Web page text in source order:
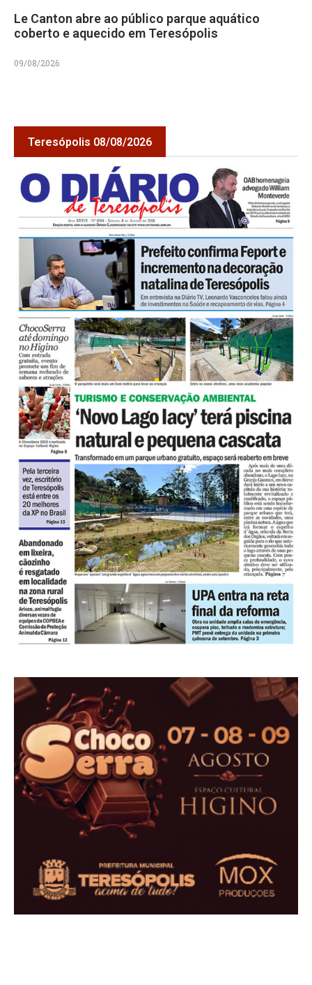
Le Canton abre ao público parque aquático
coberto e aquecido em Teresópolis
09/08/2026
Teresópolis 08/08/2026